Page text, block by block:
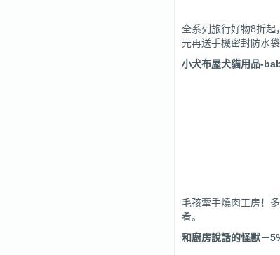
全系列旅行好物8折起
元再送手機密封防水袋
小犬布屋犬貓用品-
毛孩牽手燒肉工房！
肴。
和廚房說話的怪獸－